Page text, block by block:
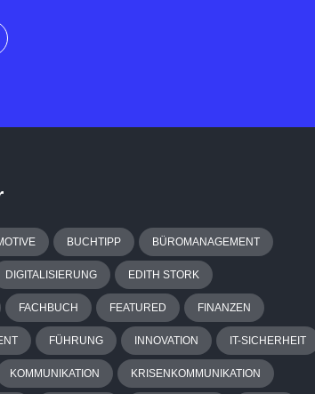
BUCHTIPP BÜROMANAGEMENT
DIGITALISIERUNG EDITH STORK
FACHBUCH FEATURED FINANZEN
FÜHRUNG INNOVATION IT-SICHERHEIT
KOMMUNIKATION KRISENKOMMUNIKATION